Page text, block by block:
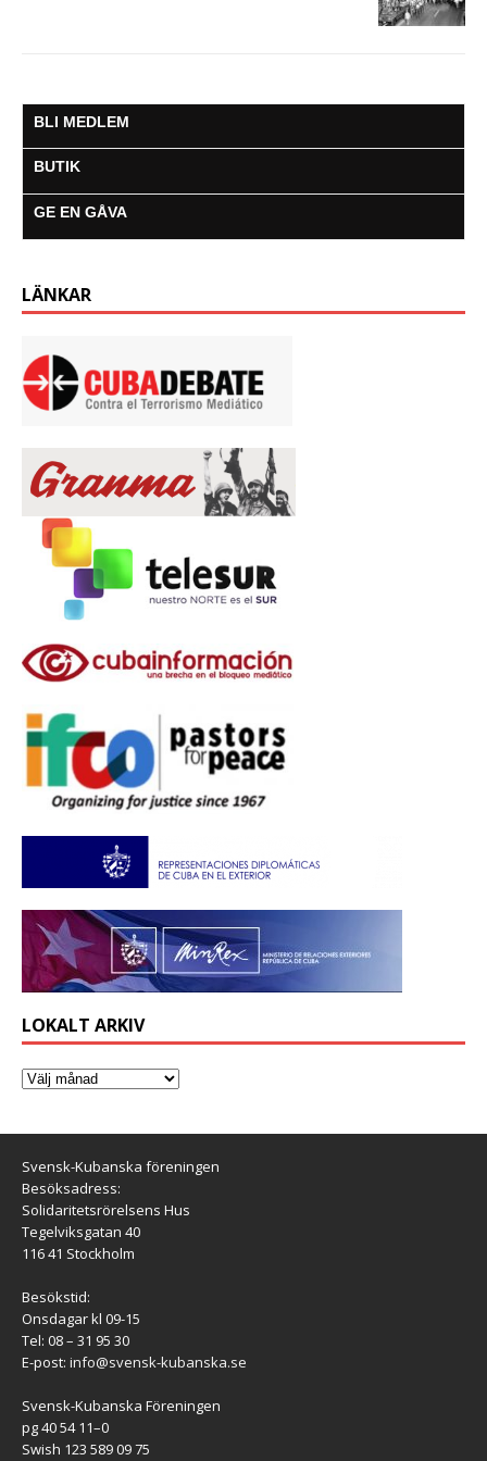
BLI MEDLEM
BUTIK
GE EN GÅVA
LÄNKAR
LOKALT ARKIV
Svensk-Kubanska föreningen
Besöksadress:
Solidaritetsrörelsens Hus
Tegelviksgatan 40
116 41 Stockholm
Besökstid:
Onsdagar kl 09-15
Tel: 08 – 31 95 30
E-post: info@svensk-kubanska.se
Svensk-Kubanska Föreningen
pg 40 54 11–0
Swish 123 589 09 75